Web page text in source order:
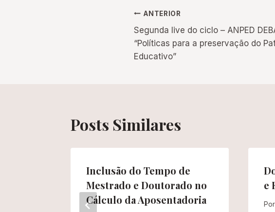
Navegação
de
Post
ANTERIOR
Segunda live do ciclo – ANPED
“Políticas para a preservação do
Educativo”
Posts Similares
Inclusão do Tempo de
Mestrado e Doutorado no
Cálculo da Aposentadoria
e
Por